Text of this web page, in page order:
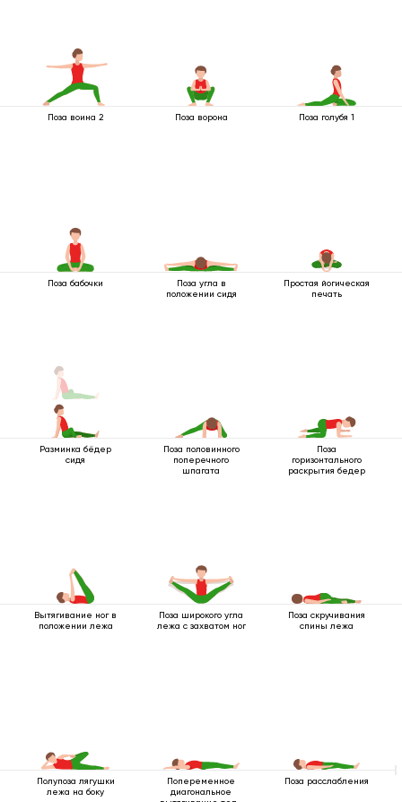
Поза воина 2 Поза ворона Поза голубя 1
Поза бабочки
Поза угла в
положении сидя
Простая йогическая
печать
Разминка бёдер
сидя
Поза половинного
поперечного
шпагата
Поза
горизонтального
раскрытия бедер
Вытягивание ног в
положении лежа
Поза широкого угла
лежа с захватом ног
Поза скручивания
спины лежа
Полупоза лягушки
лежа на боку
Попеременное
диагональное
Поза расслабления